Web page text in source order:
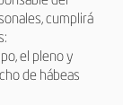
cumplirá
el pleno y
de hábeas